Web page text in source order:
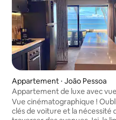
Appartement ⋅ João Pessoa
Appartement de luxe avec
mer, les pieds dans le sable
Vue cinématographique !
clés de voiture et la nécessité